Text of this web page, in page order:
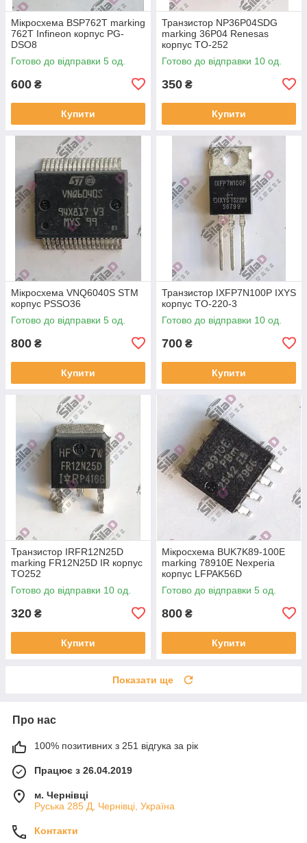
Мікросхема BSP762T marking
762T Infineon корпус PG-
DSO8
Готово до відправки 5 од.
600 ₴
Купити
Транзистор NP36P04SDG
marking 36P04 Renesas
корпус TO-252
Готово до відправки 10 од.
350 ₴
Купити
Мікросхема VNQ6040S STM
корпус PSSO36
Готово до відправки 5 од.
800 ₴
Купити
Транзистор IXFP7N100P IXYS
корпус TO-220-3
Готово до відправки 10 од.
700 ₴
Купити
Транзистор IRFR12N25D
marking FR12N25D IR корпус
TO252
Готово до відправки 10 од.
320 ₴
Купити
Мікросхема BUK7K89-100E
marking 78910E Nexperia
корпус LFPAK56D
Готово до відправки 5 од.
800 ₴
Купити
Показати ще
Про нас
100% позитивних з 251 відгука за рік
Працює з 26.04.2019
м. Чернівці
Руська 285 Д, Чернівці, Україна
Контакти